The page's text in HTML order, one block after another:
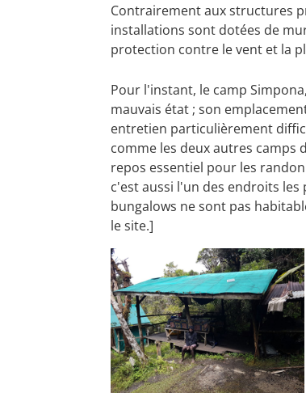
Contrairement aux structures
installations sont dotées de
protection contre le vent et la
Pour l'instant, le camp
mauvais état ; son
entretien particulièrement
comme les deux autres camps
repos essentiel pour les
c'est aussi l'un des endroits
bungalows ne sont pas
le site.]